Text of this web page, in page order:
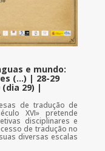
e mundo:
(…) | 28-29
(dia 29) |
de tradução de
XVI» pretende
disciplinares e
de tradução no
diversas escalas